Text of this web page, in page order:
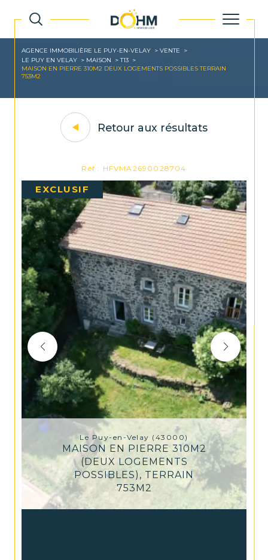
AGENCE IMMOBILIÈRE LE PUY-EN-VELAY
VENTE
LE PUY EN VELAY
MAISON
T13
MAISON EN PIERRE 310M2 DEUX LOGEMENTS POSSIBLES TERRAIN
753M2
Retour aux résultats
Réf : HFVMA2690028704
EXCLUSIF
Le Puy-en-Velay (43000)
MAISON EN PIERRE 310M2
(DEUX LOGEMENTS
POSSIBLES), TERRAIN
753M2